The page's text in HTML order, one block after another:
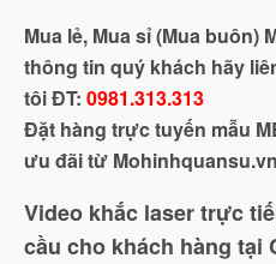
Mua lẻ, Mua sỉ (Mua buôn)
thông tin quý khách hãy
tôi ĐT: 0981.313.313
Đặt hàng trực tuyến mẫu
ưu đãi từ Mohinhquansu.vn
Video khắc laser trực
cầu cho khách hàng tại